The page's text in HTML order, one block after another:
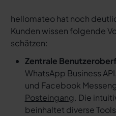
hellomateo hat noch
Kunden wissen folgende
schätzen:
Zentrale
WhatsApp Business
und Facebook
Posteingang. Die
beinhaltet diverse